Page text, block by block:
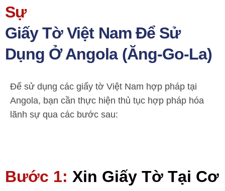
Sự
Giấy Tờ Việt Nam Để Sử
Dụng Ở Angola (Ăng-Go-La)
Để sử dụng các giấy tờ Việt Nam hợp pháp tại
Angola, bạn cần thực hiện thủ tục hợp pháp hóa
lãnh sự qua các bước sau:
Bước 1: Xin Giấy Tờ Tại Cơ